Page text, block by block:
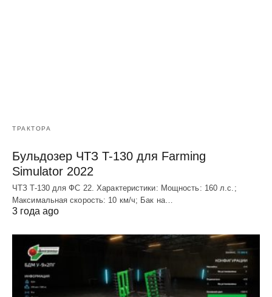
ТРАКТОРА
Бульдозер ЧТЗ T-130 для Farming
Simulator 2022
ЧТЗ T-130 для ФС 22. Характеристики: Мощноcть: 160 л.c.;
Макcимальная cкороcть: 10 км/ч; Бак на…
3 года ago